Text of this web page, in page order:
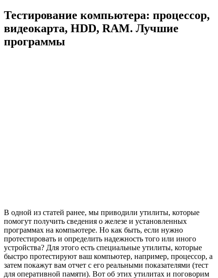
Тестирование компьютера: процессор,
видеокарта, HDD, RAM. Лучшие
программы
В одной из статей ранее, мы приводили утилиты, которые
помогут получить сведения о железе и установленных
программах на компьютере. Но как быть, если нужно
протестировать и определить надежность того или иного
устройства? Для этого есть специальные утилиты, которые
быстро протестируют ваш компьютер, например, процессор, а
затем покажут вам отчет с его реальными показателями (тест
для оперативной памяти). Вот об этих утилитах и поговорим